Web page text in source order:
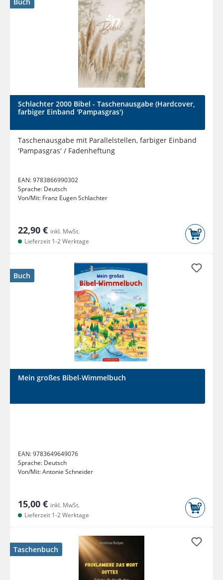
Schlachter 2000 Bibel - Taschenausgabe (Hardcover,
farbiger Einband 'Pampasgras')
Taschenausgabe mit Parallelstellen, farbiger Einband
'Pampasgras' / Fadenheftung
EAN:9783866990302
Sprache: Deutsch
Von/Mit: Franz Eugen Schlachter
22,90 € inkl. MwSt.
Lieferzeit 1-2 Werktage
Buch
Mein großes Bibel-Wimmelbuch
EAN:9783649649076
Sprache: Deutsch
Von/Mit:Antonie Schneider
15,00 € inkl. MwSt.
Lieferzeit 1-2 Werktage
Taschenbuch